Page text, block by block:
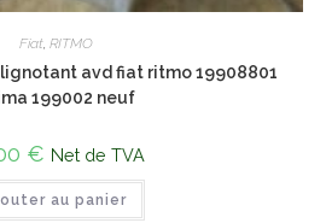
Fiat, RITMO
avd fiat ritmo 19908801
199002 neuf
€ Net de TVA
au panier